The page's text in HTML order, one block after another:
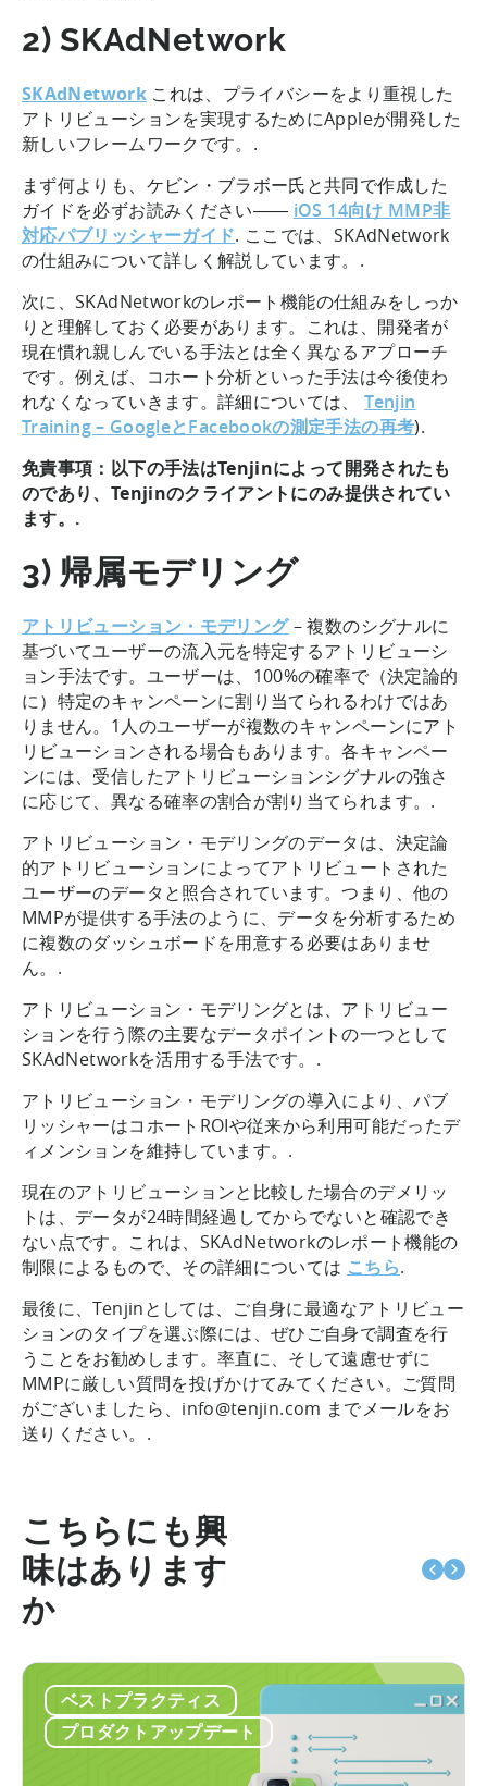
2) SKAdNetwork
SKAdNetworkこれは、プライバシーをより重視した
アトリビューションを実現するためにAppleが開発した
新しいフレームワークです。.
まず何よりも、ケビン・ブラボー氏と共同で作成した
ガイドを必ずお読みください―― iOS 14向け MMP非
対応パブリッシャーガイド. ここでは、SKAdNetwork
の仕組みについて詳しく解説しています。.
次に、SKAdNetworkのレポート機能の仕組みをしっか
りと理解しておく必要があります。これは、開発者が
現在慣れ親しんでいる手法とは全く異なるアプローチ
です。例えば、コホート分析といった手法は今後使わ
れなくなっていきます。詳細については、Tenjin
Training – GoogleとFacebookの測定手法の再考).
免責事項：以下の手法はTenjinによって開発されたも
のであり、Tenjinのクライアントにのみ提供されてい
ます。.
3) 帰属モデリング
アトリビューション・モデリング– 複数のシグナルに
基づいてユーザーの流入元を特定するアトリビューシ
ョン手法です。ユーザーは、100%の確率で（決定論的
に）特定のキャンペーンに割り当てられるわけではあ
りません。1人のユーザーが複数のキャンペーンにアト
リビューションされる場合もあります。各キャンペー
ンには、受信したアトリビューションシグナルの強さ
に応じて、異なる確率の割合が割り当てられます。.
アトリビューション・モデリングのデータは、決定論
的アトリビューションによってアトリビュートされた
ユーザーのデータと照合されています。つまり、他の
MMPが提供する手法のように、データを分析するため
に複数のダッシュボードを用意する必要はありませ
ん。.
アトリビューション・モデリングとは、アトリビュー
ションを行う際の主要なデータポイントの一つとして
SKAdNetworkを活用する手法です。.
アトリビューション・モデリングの導入により、パブ
リッシャーはコホートROIや従来から利用可能だったデ
ィメンションを維持しています。.
現在のアトリビューションと比較した場合のデメリッ
トは、データが24時間経過してからでないと確認でき
ない点です。これは、SKAdNetworkのレポート機能の
制限によるもので、その詳細については こちら.
最後に、Tenjinとしては、ご自身に最適なアトリビュー
ションのタイプを選ぶ際には、ぜひご自身で調査を行
うことをお勧めします。率直に、そして遠慮せずに
MMPに厳しい質問を投げかけてみてください。ご質問
がございましたら、info@tenjin.com までメールをお
送りください。.
こちらにも興
味はあります
か
ベストプラクティス
プロダクトアップデート